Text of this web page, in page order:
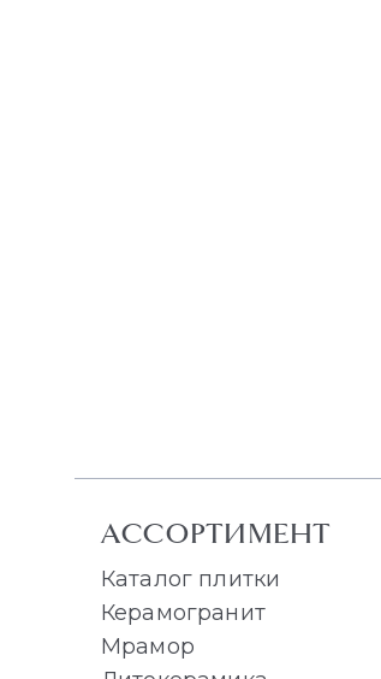
АССОРТИМЕНТ
Каталог плитки
Керамогранит
Мрамор